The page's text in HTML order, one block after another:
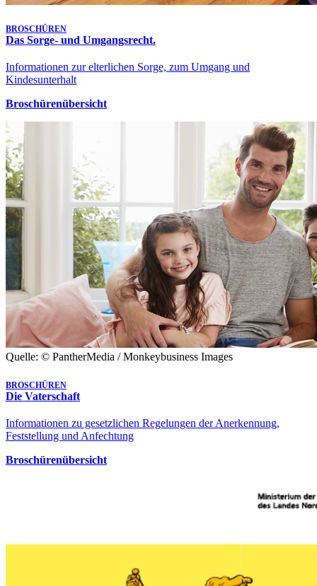
BROSCHÜREN
Das Sorge- und Umgangsrecht.
Informationen zur elterlichen Sorge, zum Umgang und
Kindesunterhalt
Broschürenübersicht
Quelle: © PantherMedia / Monkeybusiness Images
BROSCHÜREN
Die Vaterschaft
Informationen zu gesetzlichen Regelungen der Anerkennung,
Feststellung und Anfechtung
Broschürenübersicht